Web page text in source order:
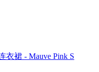
衣裙 - Mauve Pink S